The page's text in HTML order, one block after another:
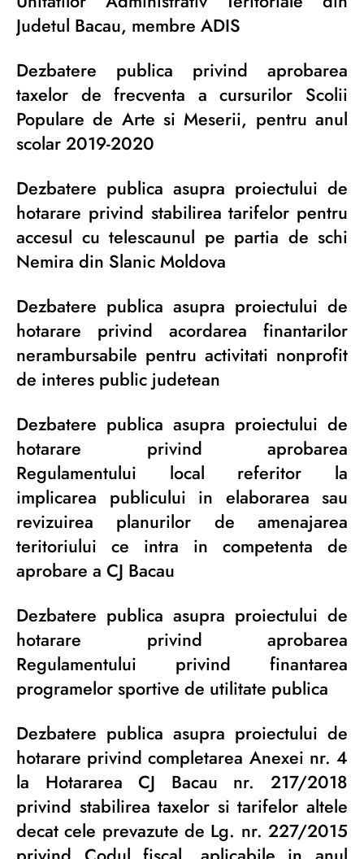
Judetul Bacau, membre ADIS
Dezbatere publica privind aprobarea
taxelor de frecventa a cursurilor Scolii
Populare de Arte si Meserii, pentru anul
scolar 2019-2020
Dezbatere publica asupra proiectului de
hotarare privind stabilirea tarifelor pentru
accesul cu telescaunul pe partia de schi
Nemira din Slanic Moldova
Dezbatere publica asupra proiectului de
hotarare privind acordarea finantarilor
nerambursabile pentru activitati nonprofit
de interes public judetean
Dezbatere publica asupra proiectului de
hotarare privind aprobarea
Regulamentului local referitor la
implicarea publicului in elaborarea sau
revizuirea planurilor de amenajarea
teritoriului ce intra in competenta de
aprobare a CJ Bacau
Dezbatere publica asupra proiectului de
hotarare privind aprobarea
Regulamentului privind finantarea
programelor sportive de utilitate publica
Dezbatere publica asupra proiectului de
hotarare privind completarea Anexei nr. 4
la Hotararea CJ Bacau nr. 217/2018
privind stabilirea taxelor si tarifelor altele
decat cele prevazute de Lg. nr. 227/2015